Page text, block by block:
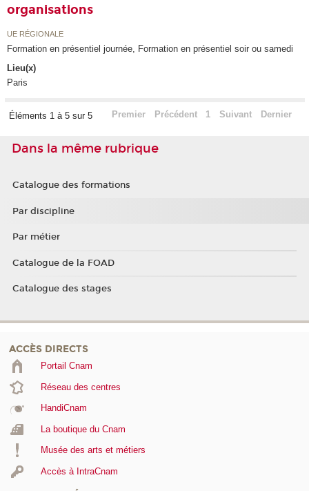
organisations
UE RÉGIONALE
Formation en présentiel journée, Formation en présentiel soir ou samedi
Lieu(x)
Paris
Éléments 1 à 5 sur 5 Premier Précédent 1 Suivant Dernier
Dans la même rubrique
Catalogue des formations
Par discipline
Par métier
Catalogue de la FOAD
Catalogue des stages
ACCÈS DIRECTS
Portail Cnam
Réseau des centres
HandiCnam
La boutique du Cnam
Musée des arts et métiers
Accès à IntraCnam